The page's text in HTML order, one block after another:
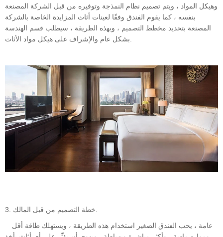
وهيكل المواد ، ويتم تصميم نظام النمذجة وتوفيره من قبل الشركة المصنعة
بنفسه ، كما يقوم الفندق وفقًا لعينات أثاث المزايدة الخاصة بالشركة
المصنعة بتحديد مخطط التصميم ، وبهذه الطريقة ، سيطلب قسم الهندسة